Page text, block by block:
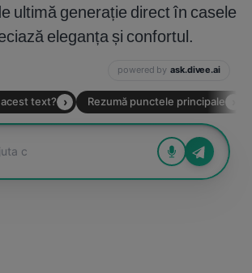
ultimă generație direct în casele
eleganța și confortul.